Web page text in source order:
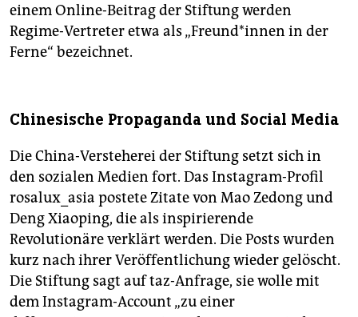
einem Online-Beitrag der Stiftung werden
Regime-Vertreter etwa als „Freund*innen in der
Ferne“ bezeichnet.
Chinesische Propaganda und Social Media
Die China-Versteherei der Stiftung setzt sich in
den sozialen Medien fort. Das Instagram-Profil
rosalux_asia postete Zitate von Mao Zedong und
Deng Xiaoping, die als inspirierende
Revolutionäre verklärt werden. Die Posts wurden
kurz nach ihrer Veröffentlichung wieder gelöscht.
Die Stiftung sagt auf taz-Anfrage, sie wolle mit
dem Instagram-Account „zu einer